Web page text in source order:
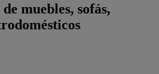
muebles, sofás,